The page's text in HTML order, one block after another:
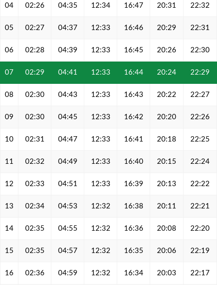
04 02:26 04:35 12:34 16:47 20:31 22:32
05 02:27 04:37 12:33 16:46 20:29 22:31
06 02:28 04:39 12:33 16:45 20:26 22:30
07 02:29 04:41 12:33 16:44 20:24 22:29
08 02:30 04:43 12:33 16:43 20:22 22:27
09 02:30 04:45 12:33 16:42 20:20 22:26
10 02:31 04:47 12:33 16:41 20:18 22:25
11 02:32 04:49 12:33 16:40 20:15 22:24
12 02:33 04:51 12:33 16:39 20:13 22:22
13 02:34 04:53 12:32 16:38 20:11 22:21
14 02:35 04:55 12:32 16:36 20:08 22:20
15 02:35 04:57 12:32 16:35 20:06 22:19
16 02:36 04:59 12:32 16:34 20:03 22:17